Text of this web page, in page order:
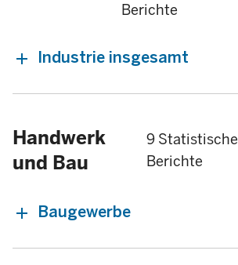
Berichte
Industrie insgesamt
Handwerk
und Bau
9 Statistische
Berichte
Baugewerbe